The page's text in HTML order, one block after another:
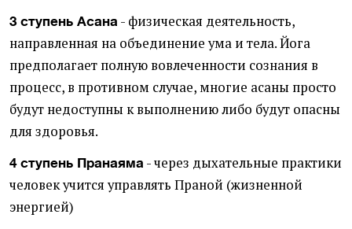
3 ступень Асана - физическая деятельность,
направленная на объединение ума и тела. Йога
предполагает полную вовлеченности сознания в
процесс, в противном случае, многие асаны просто
будут недоступны к выполнению либо будут опасны
для здоровья.
4 ступень Пранаяма - через дыхательные практики
человек учится управлять Праной (жизненной
энергией)